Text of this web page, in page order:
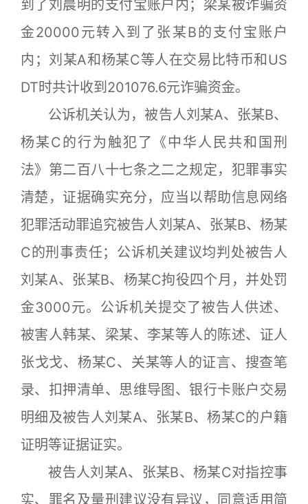
到了刘晨明的支付宝账户内；梁某被诈骗资
金20000元转入到了张某B的支付宝账户
内；刘某A和杨某C等人在交易比特币和US
DT时共计收到201076.6元诈骗资金。
公诉机关认为，被告人刘某A、张某B、
杨某C的行为触犯了《中华人民共和国刑
法》第二百八十七条之二之规定，犯罪事实
清楚，证据确实充分，应当以帮助信息网络
犯罪活动罪追究被告人刘某A、张某B、杨某
C的刑事责任；公诉机关建议均判处被告人
刘某A、张某B、杨某C拘役四个月，并处罚
金3000元。公诉机关提交了被告人供述、
被害人韩某、梁某、李某等人的陈述、证人
张戈戈、杨某C、关某等人的证言、搜查笔
录、扣押清单、思维导图、银行卡账户交易
明细及被告人刘某A、张某B、杨某C的户籍
证明等证据证实。
被告人刘某A、张某B、杨某C对指控事
实、罪名及量刑建议没有异议，同意适用简